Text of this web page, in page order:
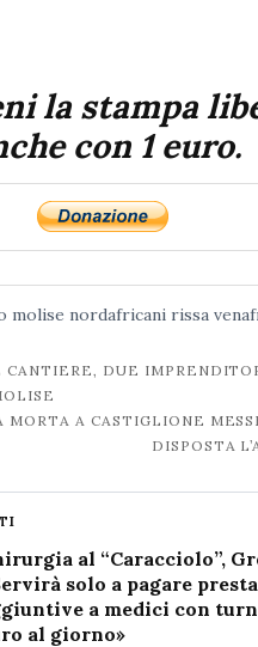
la stampa
con 1 euro.
molise nordafricani rissa
CANTIERE, DUE
A CASTIGLIONE
DISPOSTA
al “Caracciolo”,
solo a pagare
a medici con
al giorno»